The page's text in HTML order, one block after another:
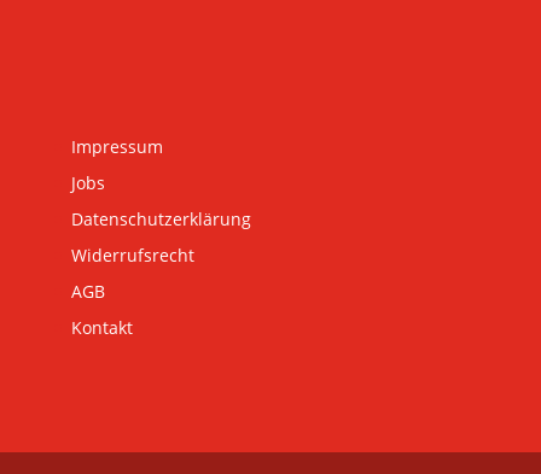
Impressum
Jobs
Datenschutzerklärung
Widerrufsrecht
AGB
Kontakt